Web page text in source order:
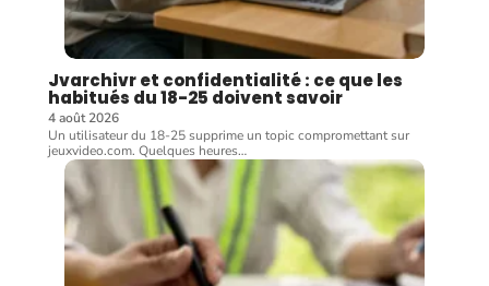
Jvarchivr et confidentialité : ce que les
habitués du 18-25 doivent savoir
4 août 2026
Un utilisateur du 18-25 supprime un topic compromettant sur
jeuxvideo.com. Quelques heures…